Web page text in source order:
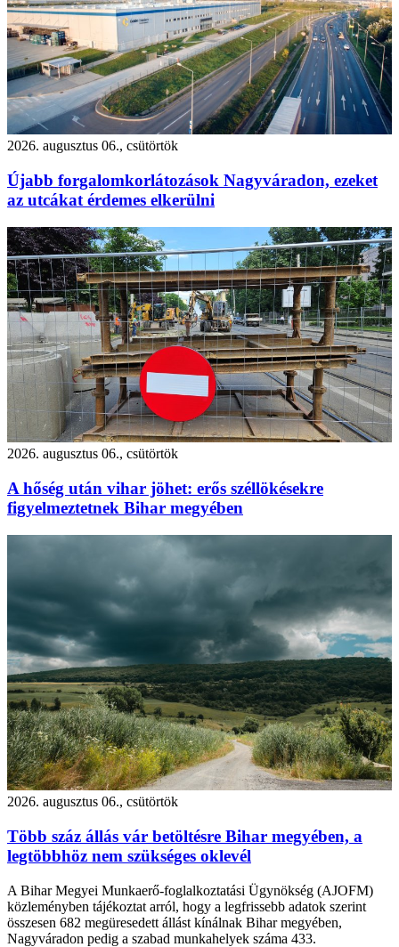
2026. augusztus 06., csütörtök
Újabb forgalomkorlátozások Nagyváradon, ezeket
az utcákat érdemes elkerülni
2026. augusztus 06., csütörtök
A hőség után vihar jöhet: erős széllökésekre
figyelmeztetnek Bihar megyében
2026. augusztus 06., csütörtök
Több száz állás vár betöltésre Bihar megyében, a
legtöbbhöz nem szükséges oklevél
A Bihar Megyei Munkaerő-foglalkoztatási Ügynökség (AJOFM)
közleményben tájékoztat arról, hogy a legfrissebb adatok szerint
összesen 682 megüresedett állást kínálnak Bihar megyében,
Nagyváradon pedig a szabad munkahelyek száma 433.